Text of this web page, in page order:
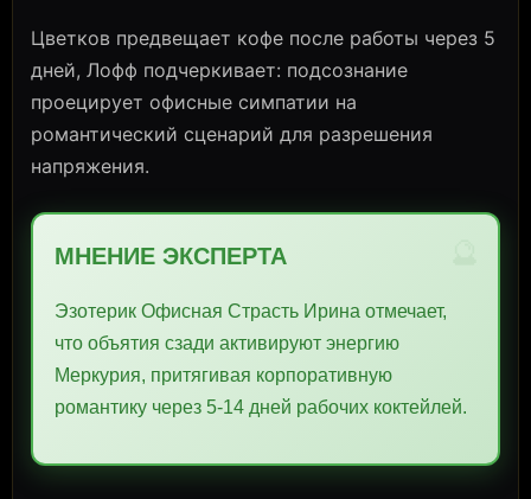
Цветков предвещает кофе после работы через 5
дней, Лофф подчеркивает: подсознание
проецирует офисные симпатии на
романтический сценарий для разрешения
напряжения.
МНЕНИЕ ЭКСПЕРТА
Эзотерик Офисная Страсть Ирина отмечает,
что объятия сзади активируют энергию
Меркурия, притягивая корпоративную
романтику через 5-14 дней рабочих коктейлей.